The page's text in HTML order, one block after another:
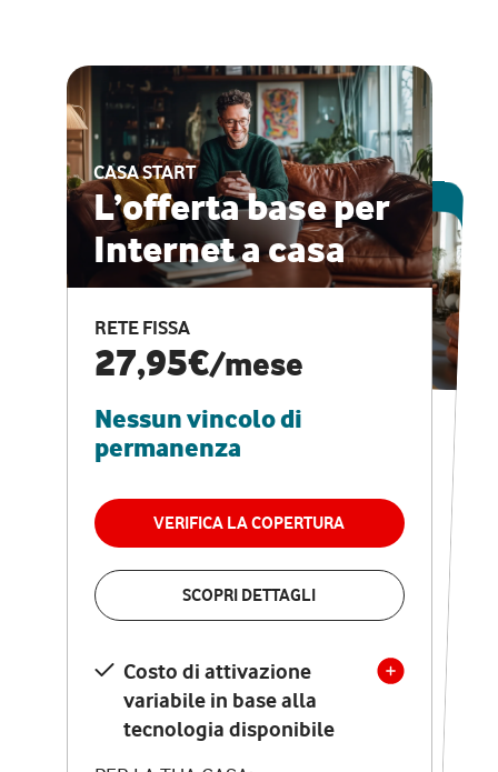
CASA START
L’offerta base per
Internet a casa
RETE FISSA
27,95€/mese
Nessun vincolo di
permanenza
VERIFICA LA COPERTURA
SCOPRI DETTAGLI
Costo di attivazione
variabile in base alla
tecnologia disponibile
ESCLUSIVA ONLINE
CASA PRO
Internet veloce e
vantaggi speciali
RETE FISSA + VODAFONE CLUB
29,95€
permanenza
VERIFICA LA COPERTURA
Costo di attivazione
variabile in base alla
tecnologia disponibile